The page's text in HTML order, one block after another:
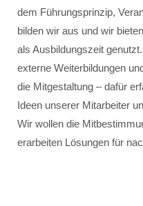
dem Führungsprinzip,
bilden wir aus und wir
als Ausbildungszeit
externe Weiterbildungen
die Mitgestaltung – dafür
Ideen unserer Mitarbeiter
Wir wollen die
erarbeiten Lösungen für